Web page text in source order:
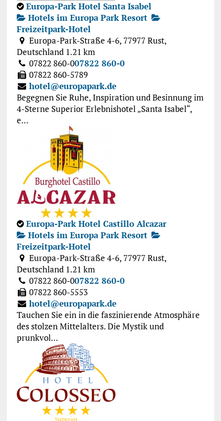
Europa-Park Hotel Santa Isabel
Hotels im Europa Park Resort
Freizeitpark-Hotel
Europa-Park-Straße 4-6, 77977 Rust,
Deutschland 1.21 km
07822 860-007822 860-0
07822 860-5789
hotel@europapark.de
Begegnen Sie Ruhe, Inspiration und Besinnung im
4-Sterne Superior Erlebnishotel „Santa Isabel“,
e...
Europa-Park Hotel Castillo Alcazar
Hotels im Europa Park Resort
Freizeitpark-Hotel
Europa-Park-Straße 4-6, 77977 Rust,
Deutschland 1.21 km
07822 860-007822 860-0
07822 860-5553
hotel@europapark.de
Tauchen Sie ein in die faszinierende Atmosphäre
des stolzen Mittelalters. Die Mystik und
prunkvol...